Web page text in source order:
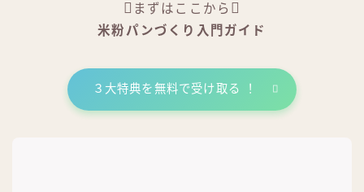
まずはここから
米粉パンづくり入門ガイド
３大特典を無料で受け取る ！